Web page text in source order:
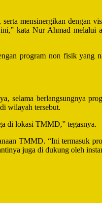
mensinergikan dengan
kata Nur Ahmad melalui
program non fisik yang
berlangsungnya
wilayah tersebut.
di lokasi TMMD,” tegasnya.
TMMD. “Ini termasuk
juga di dukung oleh